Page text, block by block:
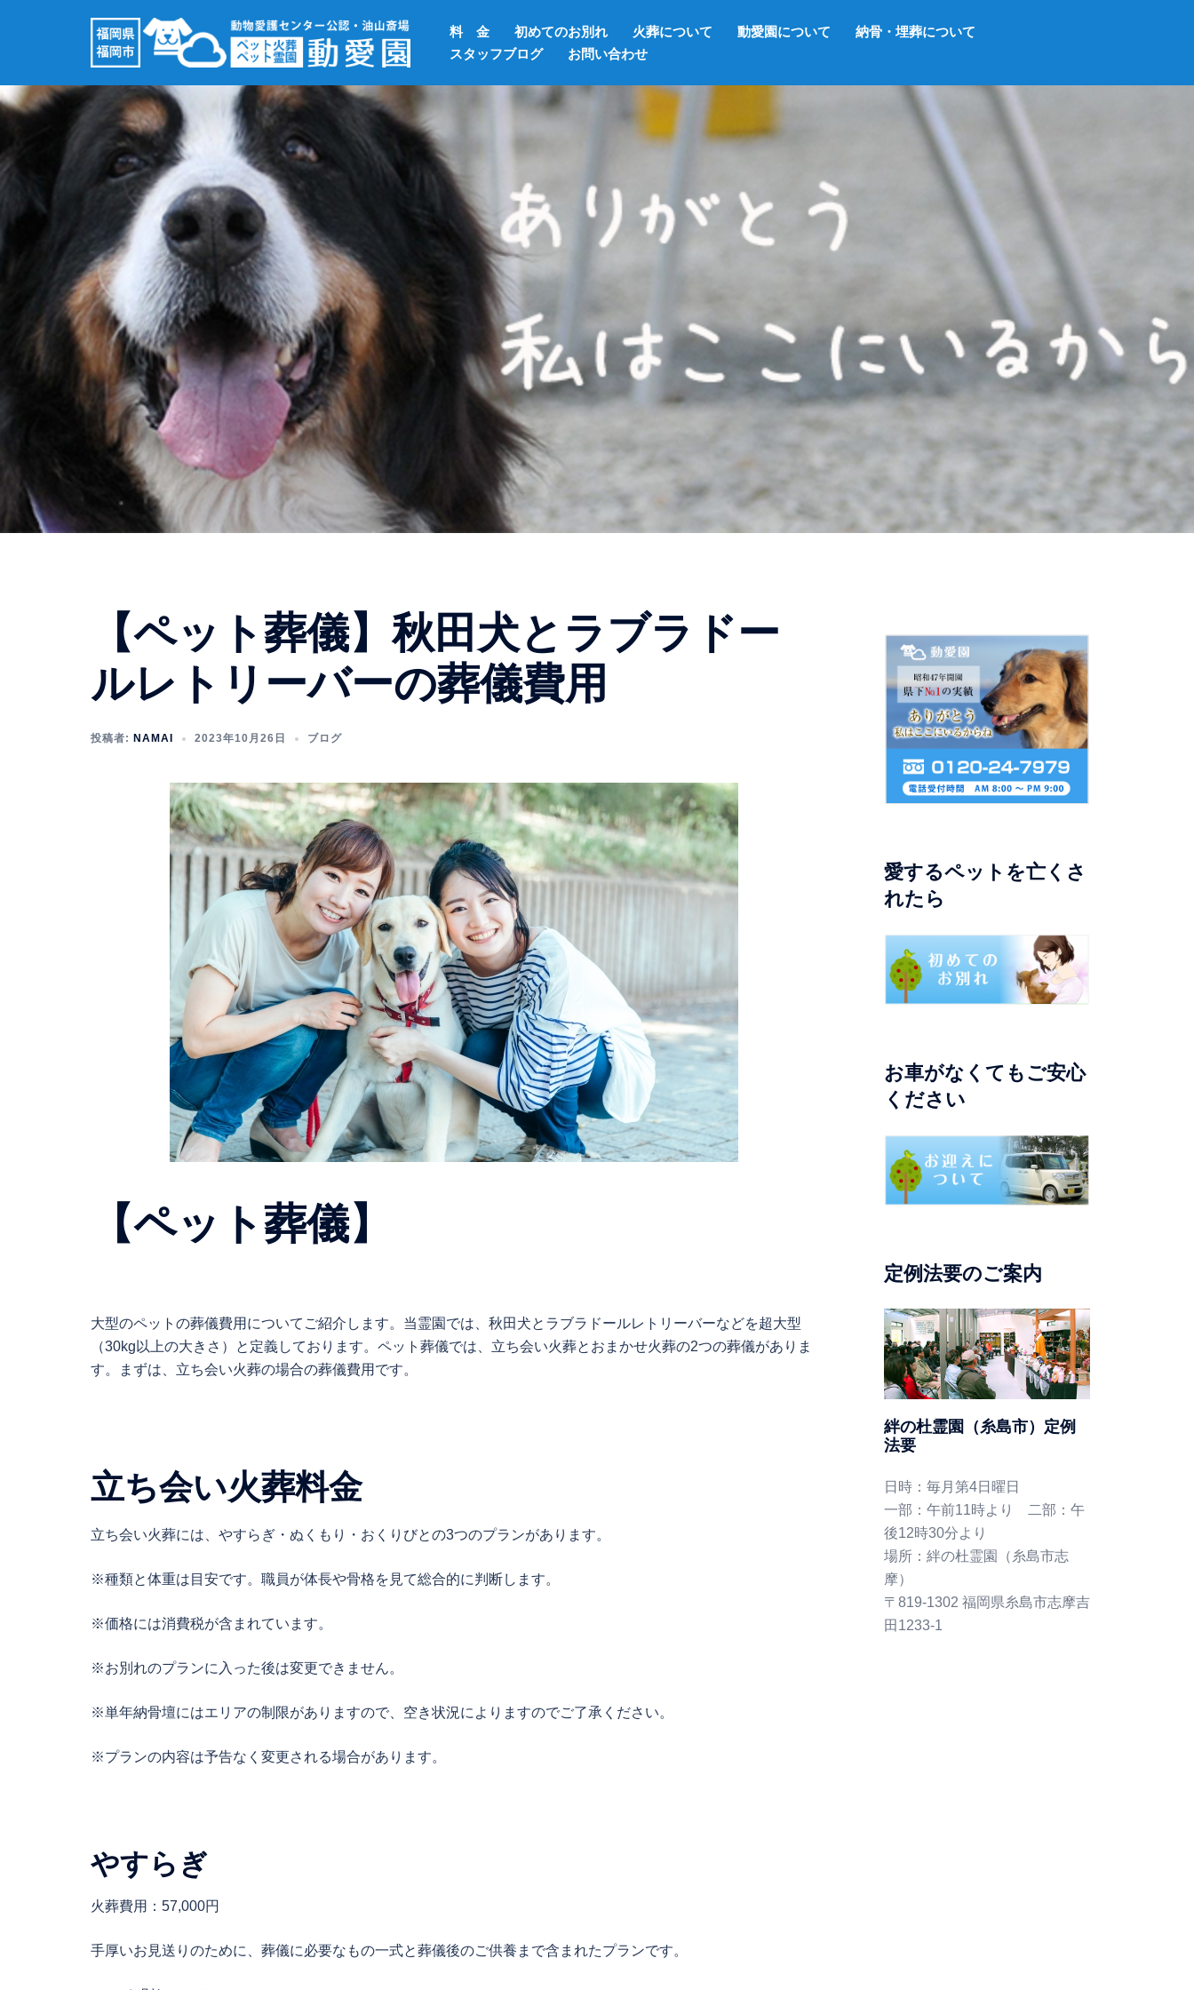
ツ
キ
料 金 初めてのお別れ 火葬について 動愛園について
納骨・埋葬について
スタッフブログ
お問い合わせ
【ペット葬儀】秋田犬とラブラドー
ルレトリーバーの葬儀費用
投稿者: NAMAI 2023年10月26日 ブログ
【ペット葬儀】
大型のペットの葬儀費用についてご紹介します。当霊園では、秋田犬とラブラドールレトリーバーなどを超大型
（30kg以上の大きさ）と定義しております。ペット葬儀では、立ち会い火葬とおまかせ火葬の2つの葬儀がありま
す。まずは、立ち会い火葬の場合の葬儀費用です。
立ち会い火葬料金
立ち会い火葬には、やすらぎ・ぬくもり・おくりびとの3つのプランがあります。
※種類と体重は目安です。職員が体長や骨格を見て総合的に判断します。
※価格には消費税が含まれています。
※お別れのプランに入った後は変更できません。
※単年納骨壇にはエリアの制限がありますので、空き状況によりますのでご了承ください。
※プランの内容は予告なく変更される場合があります。
やすらぎ
火葬費用：57,000円
手厚いお見送りのために、葬儀に必要なもの一式と葬儀後のご供養まで含まれたプランです。
愛するペットを亡くさ
れたら
お車がなくてもご安心
ください
定例法要のご案内
絆の杜霊園（糸島市）定例
法要
日時：毎月第4日曜日
一部：午前11時より 二部：午
後12時30分より
場所：絆の杜霊園（糸島市志
摩）
〒819-1302 福岡県糸島市志摩吉
田1233-1